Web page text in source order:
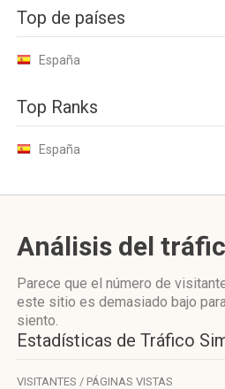
Top de países
España
Top Ranks
España
Análisis del
Parece que el número de
este sitio es demasiado bajo
siento.
Estadísticas de Tráfico
VISITANTES / PÁGINAS VISTAS